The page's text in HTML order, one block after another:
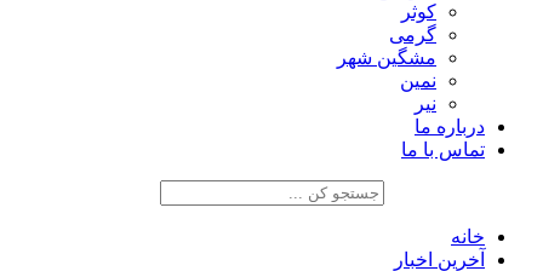
کوثر
گرمی
مشگین شهر
نمین
نیر
درباره ما
تماس با ما
خانه
آخرین اخبار